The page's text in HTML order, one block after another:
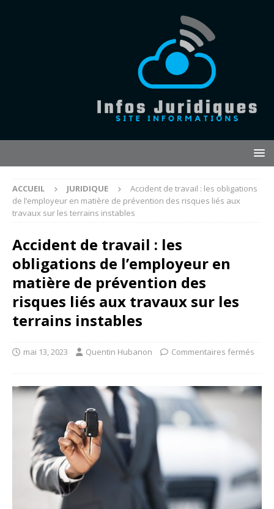
ACCUEIL JURIDIQUE
Accident de travail : les obligations
de l’employeur en matière de prévention des risques liés aux
travaux sur les terrains instables
Accident de travail : les
obligations de l’employeur en
matière de prévention des
risques liés aux travaux sur les
terrains instables
mai 13, 2023 Quentin Hubanon Commentaires fermés